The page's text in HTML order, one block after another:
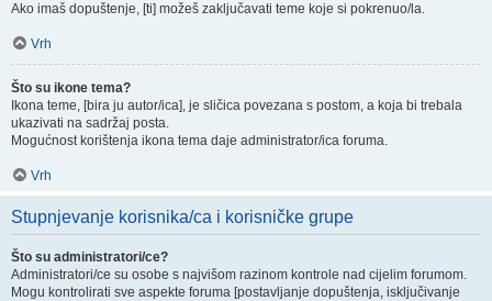
Ako imaš dopuštenje, [ti] možeš zaključavati teme koje si pokrenuo/la.
Vrh
Što su ikone tema?
Ikona teme, [bira ju autor/ica], je sličica povezana s postom, a koja bi trebala
ukazivati na sadržaj posta.
Mogućnost korištenja ikona tema daje administrator/ica foruma.
Vrh
Stupnjevanje korisnika/ca i korisničke grupe
Što su administratori/ce?
Administratori/ce su osobe s najvišom razinom kontrole nad cijelim forumom.
Mogu kontrolirati sve aspekte foruma [postavljanje dopuštenja, isključivanje